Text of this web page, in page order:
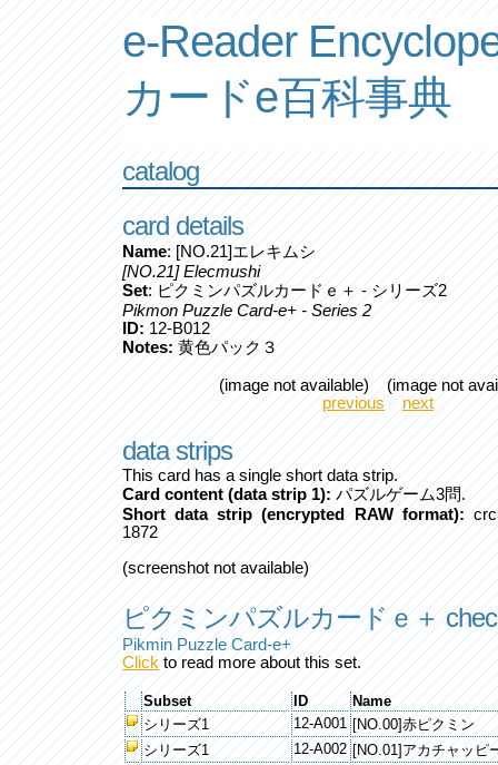
e-Reader
カードe百科事典
catalog
card details
Name: [NO.21]エレキムシ
[NO.21] Elecmushi
Set: ピクミンパズルカードｅ＋ - シリーズ2
Pikmon Puzzle Card-e+ - Series 2
ID:12-B012
Notes:黄色パック３
(image not available) (image not
previous
next
data strips
This card has a single short data strip.
Card content (data strip 1):パズルゲーム3問.
Short data strip (encrypted RAW format):
1872
(screenshot not available)
ピクミンパズルカードｅ＋
Pikmin Puzzle Card-e+
Clickto read more about this set.
Subset ID
Name
シリーズ1
12-A001 [NO.00]赤ピクミン
シリーズ1
12-A002 [NO.01]アカチャッピ